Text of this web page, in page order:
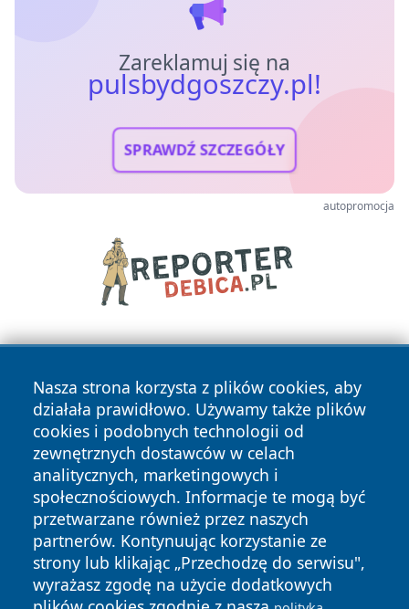
Zareklamuj się na
pulsbydgoszczy.pl!
SPRAWDŹ SZCZEGÓŁY
autopromocja
Nasza strona korzysta z plików cookies, aby
działała prawidłowo. Używamy także plików
cookies i podobnych technologii od
zewnętrznych dostawców w celach
analitycznych, marketingowych i
społecznościowych. Informacje te mogą być
przetwarzane również przez naszych
partnerów. Kontynuując korzystanie ze
strony lub klikając „Przechodzę do serwisu",
wyrażasz zgodę na użycie dodatkowych
Copyright © 2026 pulsbydgoszczy.pl Wszystkie prawa
zastrzeżone.
News Autorzy
Polityka
Prywatności
Polityka
Cookies